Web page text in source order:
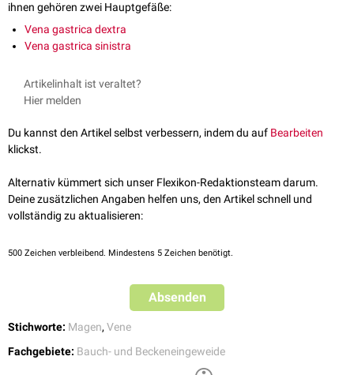
ihnen gehören zwei Hauptgefäße:
Vena gastrica dextra
Vena gastrica sinistra
Artikelinhalt ist veraltet?
Hier melden
Du kannst den Artikel selbst verbessern, indem du auf Bearbeiten
klickst.
Alternativ kümmert sich unser Flexikon-Redaktionsteam darum.
Deine zusätzlichen Angaben helfen uns, den Artikel schnell und
vollständig zu aktualisieren:
500 Zeichen verbleibend. Mindestens 5 Zeichen benötigt.
Absenden
Stichworte: Magen, Vene
Fachgebiete: Bauch- und Beckeneingeweide